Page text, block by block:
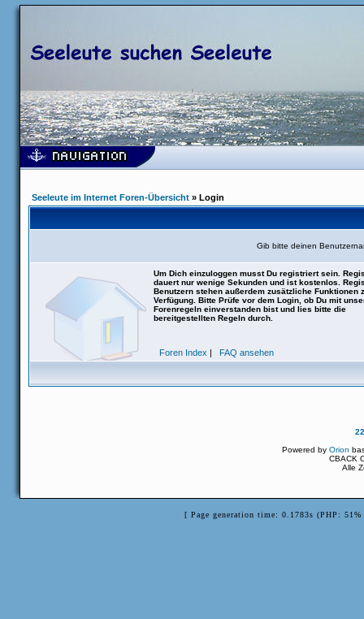
Seeleute im Internet Foren-Übersicht » Login
Gib bitte deinen
Um Dich einzuloggen musst Du registriert sein.
dauert nur wenige Sekunden und ist kostenlos.
Benutzern stehen außerdem zusätzliche Funktionen
Verfügung. Bitte Prüfe vor dem Login, ob Du mit
Forenregeln einverstanden bist und lies bitte die
bereitgestellten Regeln durch.
Foren Index | FAQ ansehen
Powered byOrion
CBACK
Alle
[ Page generation time: 0.1783s (PHP: